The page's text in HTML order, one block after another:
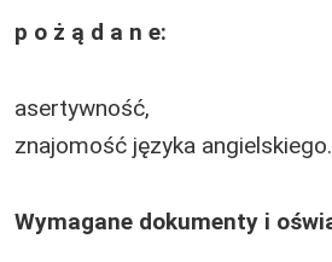
p o ż ą d a n e:
asertywność,
znajomość języka angielskiego.
Wymagane dokumenty i